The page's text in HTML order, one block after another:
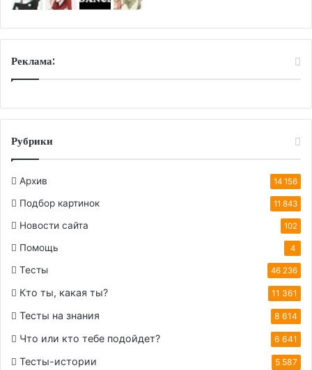
Реклама:
Рубрики
Архив 14 156
Подбор картинок 11 843
Новости сайта 102
Помощь 4
Тесты 46 236
Кто ты, какая ты? 11 361
Тесты на знания 8 614
Что или кто тебе подойдет? 6 641
Тесты-истории 5 587